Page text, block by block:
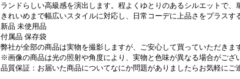
ランドらしい高級感を演出します。程よくゆとりのあるシルエットで
きれいめまで幅広いスタイルに対応し、日常コーデに上品さをプラスす
新品 未使用品
付属品 保存袋
弊社が全部の商品は実物を撮影しますが、ご安心して買っていただきま
※画像の商品は光の照射や角度により、実物と色味が異なる場合がござ
品質保証：お届いた商品についてなにか問題がありましたらお気軽にご